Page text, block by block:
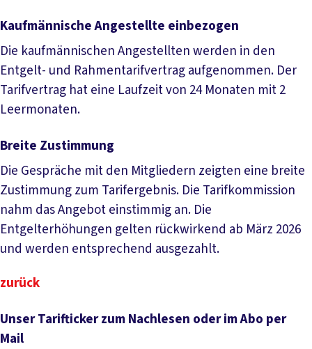
Kaufmännische Angestellte einbezogen
Die kaufmännischen Angestellten werden in den
Entgelt- und Rahmentarifvertrag aufgenommen. Der
Tarifvertrag hat eine Laufzeit von 24 Monaten mit 2
Leermonaten.
Breite Zustimmung
Die Gespräche mit den Mitgliedern zeigten eine breite
Zustimmung zum Tarifergebnis. Die Tarifkommission
nahm das Angebot einstimmig an. Die
Entgelterhöhungen gelten rückwirkend ab März 2026
und werden entsprechend ausgezahlt.
zurück
Unser Tarifticker zum Nachlesen oder im Abo per
Mail